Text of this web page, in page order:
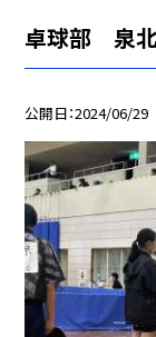
卓球部 泉
公開日 2024/06/29